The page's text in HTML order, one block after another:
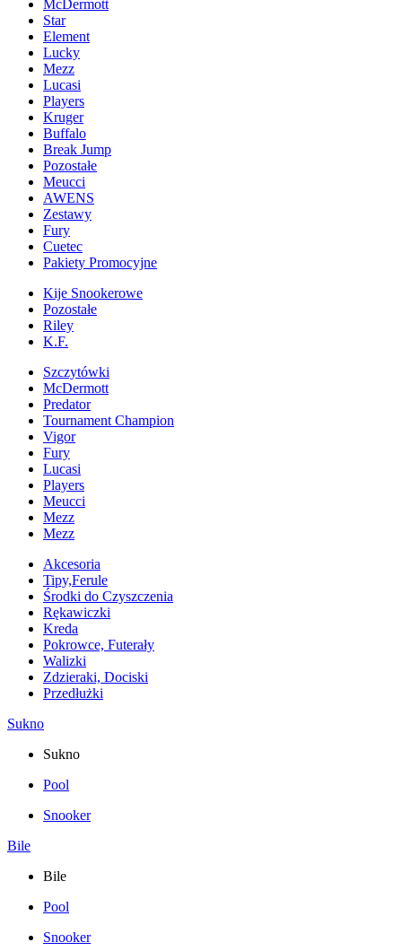
McDermott
Star
Element
Lucky
Mezz
Lucasi
Players
Kruger
Buffalo
Break Jump
Pozostałe
Meucci
AWENS
Zestawy
Fury
Cuetec
Pakiety Promocyjne
Kije Snookerowe
Pozostałe
Riley
K.F.
Szczytówki
McDermott
Predator
Tournament Champion
Vigor
Fury
Lucasi
Players
Meucci
Mezz
Mezz
Akcesoria
Tipy,Ferule
Środki do Czyszczenia
Rękawiczki
Kreda
Pokrowce, Futerały
Walizki
Zdzieraki, Dociski
Przedłużki
Sukno
Sukno
Pool
Snooker
Bile
Bile
Pool
Snooker